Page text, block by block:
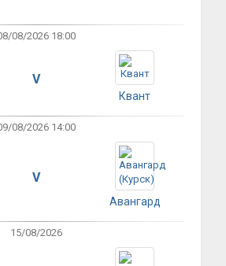
08/2026 18:00
V
Квант
08/2026 14:00
V
Авангард
15/08/2026